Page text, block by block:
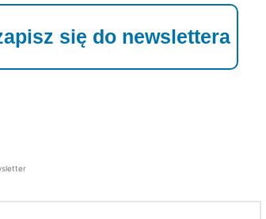
się do newslettera